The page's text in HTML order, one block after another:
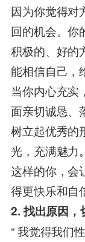
因为你觉得对
回的机会。你
积极的、好的
能相信自己，
当你内心充实
面亲切诚恳、
树立起优秀的
光，充满魅力。
这样的你，会
得更快乐和自
2. 找出原因，
“ 我觉得我们